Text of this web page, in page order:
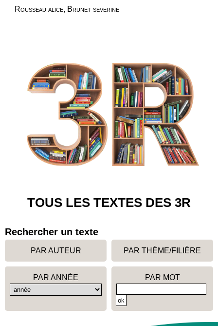
Rousseau alice, Brunet severine
TOUS LES TEXTES DES 3R
Rechercher un texte
PAR AUTEUR PAR THÈME/FILIÈRE
PAR ANNÉE PAR MOT